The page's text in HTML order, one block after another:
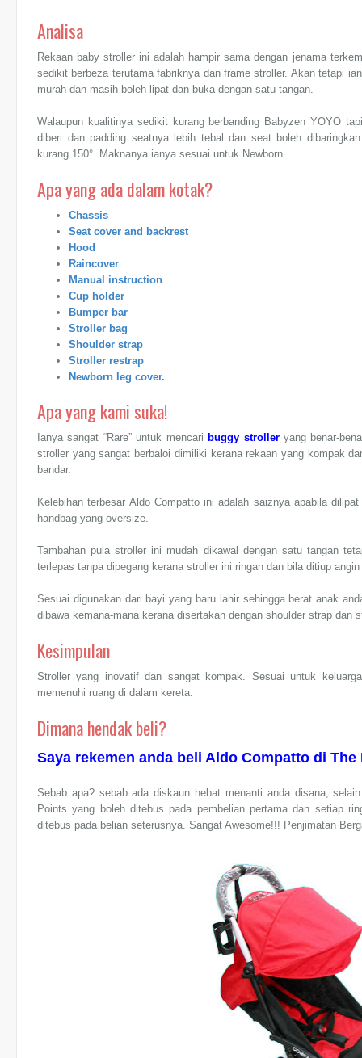
Analisa
Rekaan baby stroller ini adalah hampir sama dengan jenama
sedikit berbeza terutama fabriknya dan frame stroller. Akan tetapi
murah dan masih boleh lipat dan buka dengan satu tangan.
Walaupun kualitinya sedikit kurang berbanding Babyzen YOYO
diberi dan padding seatnya lebih tebal dan seat boleh
kurang 150°. Maknanya ianya sesuai untuk Newborn.
Apa yang ada dalam kotak?
Chassis
Seat cover and backrest
Hood
Raincover
Manual instruction
Cup holder
Bumper bar
Stroller bag
Shoulder strap
Stroller restrap
Newborn leg cover.
Apa yang kami suka!
Ianya sangat “Rare” untuk mencari buggy strolleryang benar-
stroller yang sangat berbaloi dimiliki kerana rekaan yang kompak
bandar.
Kelebihan terbesar Aldo Compatto ini adalah saiznya apabila
handbag yang oversize.
Tambahan pula stroller ini mudah dikawal dengan satu tangan
terlepas tanpa dipegang kerana stroller ini ringan dan bila ditiup
Sesuai digunakan dari bayi yang baru lahir sehingga berat anak
dibawa kemana-mana kerana disertakan dengan shoulder strap dan
Kesimpulan
Stroller yang inovatif dan sangat kompak. Sesuai untuk
memenuhi ruang di dalam kereta.
Dimana hendak beli?
Saya rekemen anda beli Aldo Compatto di
Sebab apa? sebab ada diskaun hebat menanti anda disana,
Points yang boleh ditebus pada pembelian pertama dan setiap
ditebus pada belian seterusnya. Sangat Awesome!!! Penjimatan